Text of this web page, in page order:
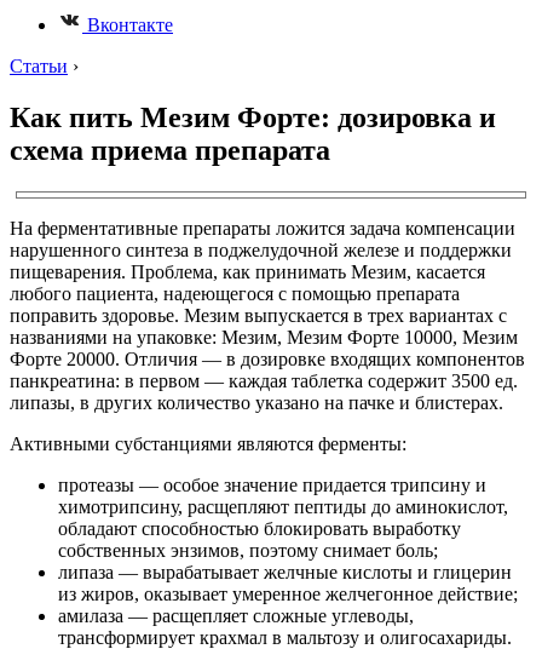
Вконтакте
Статьи ›
Как пить Мезим Форте: дозировка и
схема приема препарата
На ферментативные препараты ложится задача компенсации
нарушенного синтеза в поджелудочной железе и поддержки
пищеварения. Проблема, как принимать Мезим, касается
любого пациента, надеющегося с помощью препарата
поправить здоровье. Мезим выпускается в трех вариантах с
названиями на упаковке: Мезим, Мезим Форте 10000, Мезим
Форте 20000. Отличия — в дозировке входящих компонентов
панкреатина: в первом — каждая таблетка содержит 3500 ед.
липазы, в других количество указано на пачке и блистерах.
Активными субстанциями являются ферменты:
протеазы — особое значение придается трипсину и
химотрипсину, расщепляют пептиды до аминокислот,
обладают способностью блокировать выработку
собственных энзимов, поэтому снимает боль;
липаза — вырабатывает желчные кислоты и глицерин
из жиров, оказывает умеренное желчегонное действие;
амилаза — расщепляет сложные углеводы,
трансформирует крахмал в мальтозу и олигосахариды.